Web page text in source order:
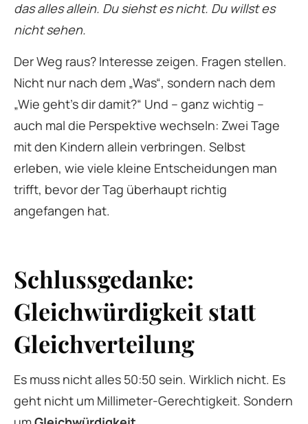
das alles allein. Du siehst es nicht. Du willst es
nicht sehen.
Der Weg raus? Interesse zeigen. Fragen stellen.
Nicht nur nach dem „Was“, sondern nach dem
„Wie geht’s dir damit?“ Und – ganz wichtig –
auch mal die Perspektive wechseln: Zwei Tage
mit den Kindern allein verbringen. Selbst
erleben, wie viele kleine Entscheidungen man
trifft, bevor der Tag überhaupt richtig
angefangen hat.
Schlussgedanke:
Gleichwürdigkeit statt
Gleichverteilung
Es muss nicht alles 50:50 sein. Wirklich nicht. Es
geht nicht um Millimeter-Gerechtigkeit. Sondern